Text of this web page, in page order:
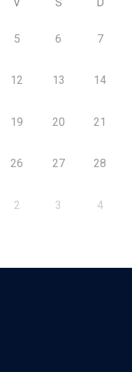
5 6 7
12 13 14
19 20 21
26 27 28
2 3 4